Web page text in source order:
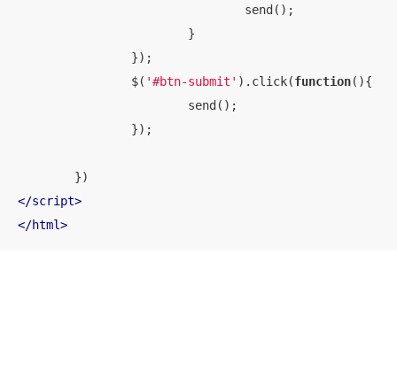
		$(
'#btn-submit' ).click(function( ){
</script>
</html>